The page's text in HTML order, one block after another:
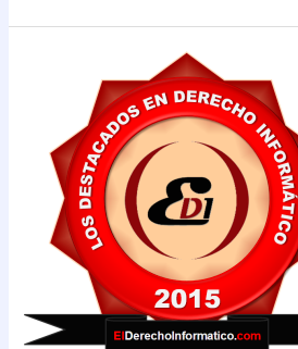
Informática
Legal
obtuvo
Premio
destacados
del